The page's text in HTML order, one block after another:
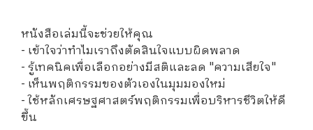
หนังสือเล่มนี้จะช่วยให้คุณ
- เข้าใจว่าทำไมเราถึงตัดสินใจแบบผิดพลาด
- รู้เทคนิคเพื่อเลือกอย่างมีสติและลด "ความเสียใจ"
- เห็นพฤติกรรมของตัวเองในมุมมองใหม่
- ใช้หลักเศรษฐศาสตร์พฤติกรรมเพื่อบริหารชีวิตให้ดี
ขึ้น